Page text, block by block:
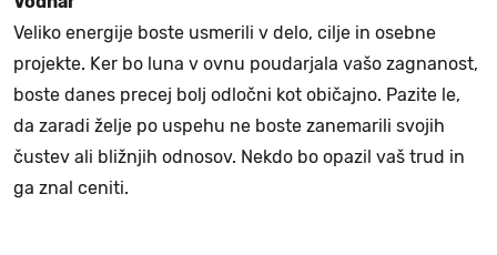
Veliko energije boste usmerili v delo, cilje in osebne
projekte. Ker bo luna v ovnu poudarjala vašo zagnanost,
boste danes precej bolj odločni kot običajno. Pazite le,
da zaradi želje po uspehu ne boste zanemarili svojih
čustev ali bližnjih odnosov. Nekdo bo opazil vaš trud in
ga znal ceniti.